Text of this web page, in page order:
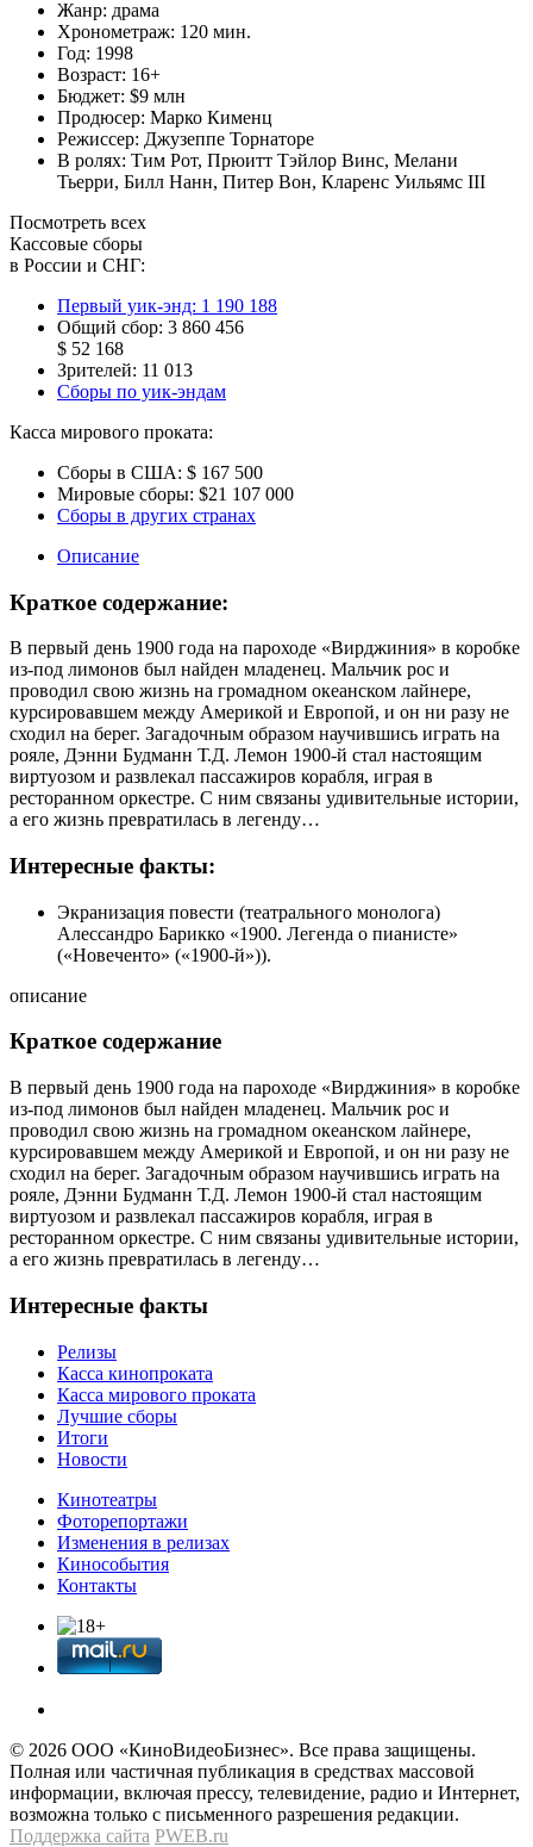
Жанр: драма
Хронометраж: 120 мин.
Год: 1998
Возраст: 16+
Бюджет: $9 млн
Продюсер: Марко Кименц
Режиссер: Джузеппе Торнаторе
В ролях: Тим Рот, Прюитт Тэйлор Винс, Мелани
Тьерри, Билл Нанн, Питер Вон, Кларенс Уильямс III
Посмотреть всех
Кассовые сборы
в России и СНГ:
Первый уик-энд: 1 190 188
Общий сбор: 3 860 456
$ 52 168
Зрителей: 11 013
Сборы по уик-эндам
Касса мирового проката:
Сборы в США: $ 167 500
Мировые сборы: $21 107 000
Сборы в других странах
Описание
Краткое содержание:
В первый день 1900 года на пароходе «Вирджиния» в коробке
из-под лимонов был найден младенец. Мальчик рос и
проводил свою жизнь на громадном океанском лайнере,
курсировавшем между Америкой и Европой, и он ни разу не
сходил на берег. Загадочным образом научившись играть на
рояле, Дэнни Будманн Т.Д. Лемон 1900-й стал настоящим
виртуозом и развлекал пассажиров корабля, играя в
ресторанном оркестре. С ним связаны удивительные истории,
а его жизнь превратилась в легенду…
Интересные факты:
Экранизация повести (театрального монолога)
Алессандро Барикко «1900. Легенда о пианисте»
(«Новеченто» («1900-й»)).
описание
Краткое содержание
В первый день 1900 года на пароходе «Вирджиния» в коробке
из-под лимонов был найден младенец. Мальчик рос и
проводил свою жизнь на громадном океанском лайнере,
курсировавшем между Америкой и Европой, и он ни разу не
сходил на берег. Загадочным образом научившись играть на
рояле, Дэнни Будманн Т.Д. Лемон 1900-й стал настоящим
виртуозом и развлекал пассажиров корабля, играя в
ресторанном оркестре. С ним связаны удивительные истории,
а его жизнь превратилась в легенду…
Интересные факты
Релизы
Касса кинопроката
Касса мирового проката
Лучшие сборы
Итоги
Новости
Кинотеатры
Фоторепортажи
Изменения в релизах
Кинособытия
Контакты
© 2026 OOО «КиноВидеоБизнес». Все права защищены.
Полная или частичная публикация в средствах массовой
информации, включая прессу, телевидение, радио и Интернет,
возможна только с письменного разрешения редакции.
Поддержка сайта PWEB.ru